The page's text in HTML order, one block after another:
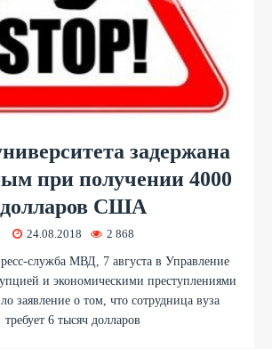
задержана
при получении 4000
долларов США
24.08.2018 2 868
служба МВД, 7 августа в Управление
и экономическими преступлениями
заявление о том, что сотрудница вуза
требует 6 тысяч долларов